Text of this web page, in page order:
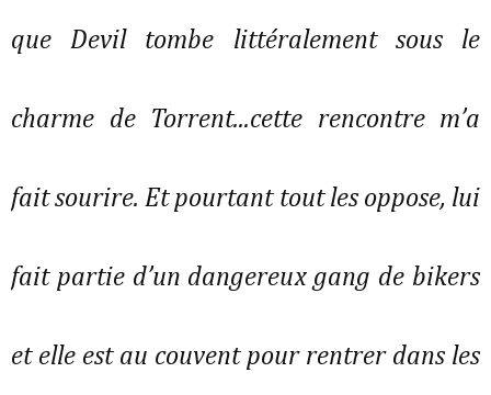
que Devil tombe littéralement sous le
charme de Torrent...cette rencontre m’a
fait sourire. Et pourtant tout les oppose, lui
fait partie d’un dangereux gang de bikers
et elle est au couvent pour rentrer dans les